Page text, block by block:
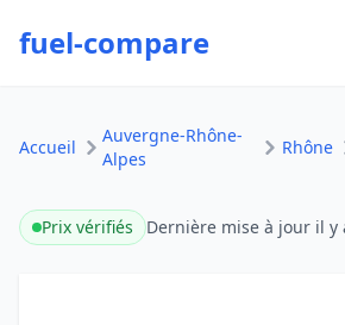
fuel-compare
Accueil
Auvergne-Rhône-
Alpes
Rhône
Prix vérifiés Dernière mise à jour il y